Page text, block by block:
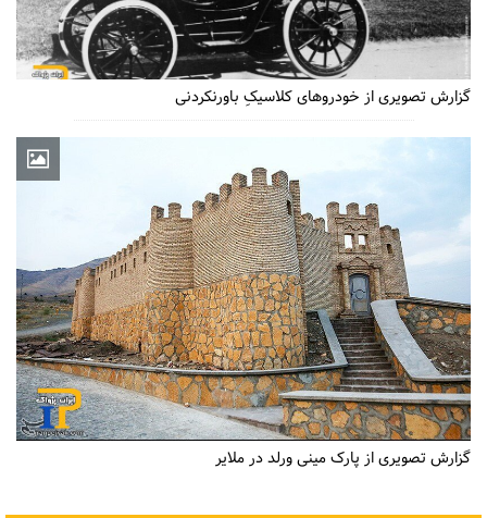
گزارش تصویری از خودروهای کلاسیکِ باورنکردنی
گزارش تصویری از پارک مینی ورلد در ملایر